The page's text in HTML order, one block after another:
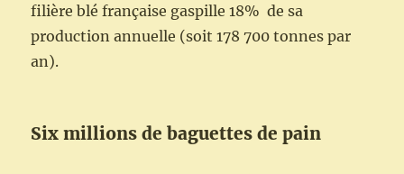
filière blé française gaspille 18% de sa
production annuelle (soit 178 700 tonnes par
an).
Six millions de baguettes de pain